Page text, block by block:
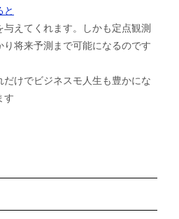
と
えてくれます。しかも定点観測
将来予測まで可能になるのです
けでビジネスモ人生も豊かにな
す